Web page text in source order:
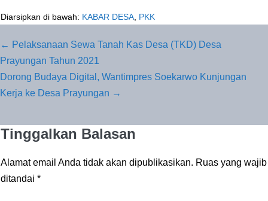
Diarsipkan di bawah: KABAR DESA, PKK
Navigasi
Tulisan
← Pelaksanaan Sewa Tanah Kas Desa (TKD) Desa
Prayungan Tahun 2021
Dorong Budaya Digital, Wantimpres Soekarwo Kunjungan
Kerja ke Desa Prayungan →
Tinggalkan Balasan
Alamat email Anda tidak akan dipublikasikan. Ruas yang wajib
ditandai *